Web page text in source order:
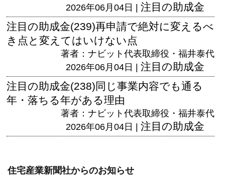
2026年06月04日 | 注目の助成金
注目の助成金(239)再申請で絶対に変えるべ
き点と変えてはいけない点
著者：ナビット代表取締役・福井泰代
2026年06月04日 | 注目の助成金
注目の助成金(238)同じ事業内容でも通る
年・落ちる年がある理由
著者：ナビット代表取締役・福井泰代
2026年06月04日 | 注目の助成金
住宅産業新聞社からのお知らせ